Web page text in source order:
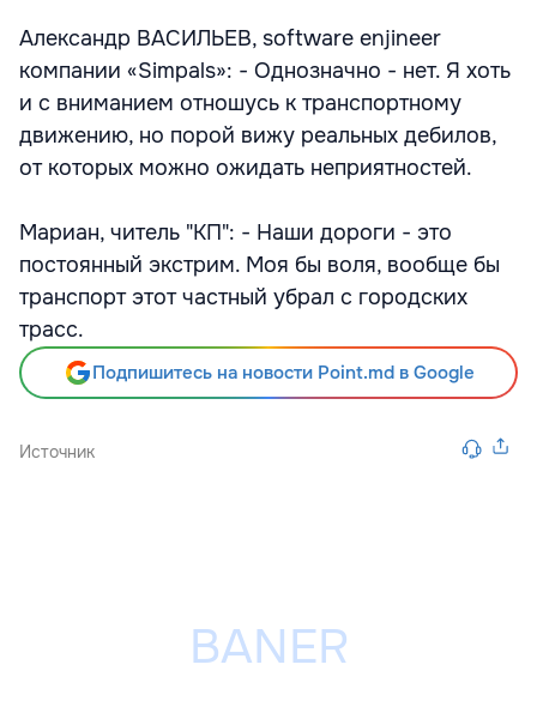
Александр ВАСИЛЬЕВ, software enjineer
компании «Simpals»: - Однозначно - нет. Я хоть
и с вниманием отношусь к транспортному
движению, но порой вижу реальных дебилов,
от которых можно ожидать неприятностей.
Мариан, читель "КП": - Наши дороги - это
постоянный экстрим. Моя бы воля, вообще бы
транспорт этот частный убрал с городских
трасс.
Подпишитесь на новости Point.md в Google
Источник